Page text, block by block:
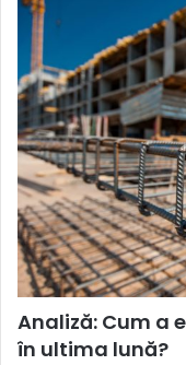
Analiză: Cum a
în ultima lună?